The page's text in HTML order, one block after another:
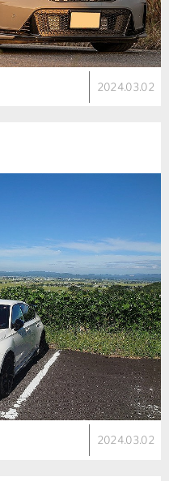
2024.03.02
2024.03.02